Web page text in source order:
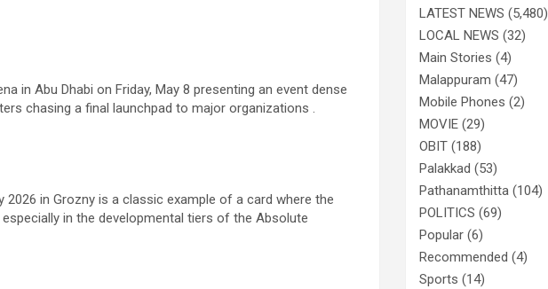
in Abu Dhabi on Friday, May 8 presenting an event dense
chasing a final launchpad to major organizations .
in Grozny is a classic example of a card where the
in the developmental tiers of the Absolute
LATEST NEWS (5,480)
LOCAL NEWS (32)
Main Stories (4)
Malappuram (47)
Mobile Phones (2)
MOVIE (29)
OBIT (188)
Palakkad (53)
Pathanamthitta (104)
POLITICS (69)
Popular (6)
Recommended (4)
Sports (14)